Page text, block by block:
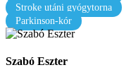
Stroke utáni gyógytorna
Parkinson-kór
Szabó Eszter